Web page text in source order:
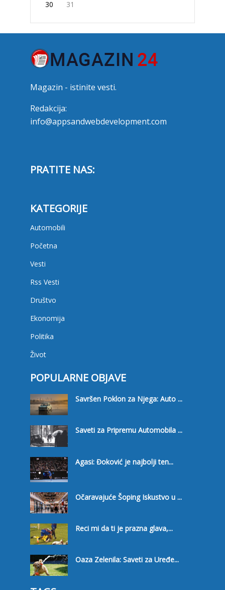
30 31
Magazin - istinite vesti.
Redakcija:
info@appsandwebdevelopment.com
PRATITE NAS:
KATEGORIJE
Automobili
Početna
Vesti
Rss Vesti
Društvo
Ekonomija
Politika
Život
POPULARNE OBJAVE
Savršen Poklon za Njega: Auto ...
Saveti za Pripremu Automobila ...
Agasi: Đoković je najbolji ten...
Očaravajuće Šoping Iskustvo u ...
Reci mi da ti je prazna glava,...
Oaza Zelenila: Saveti za Uređe...